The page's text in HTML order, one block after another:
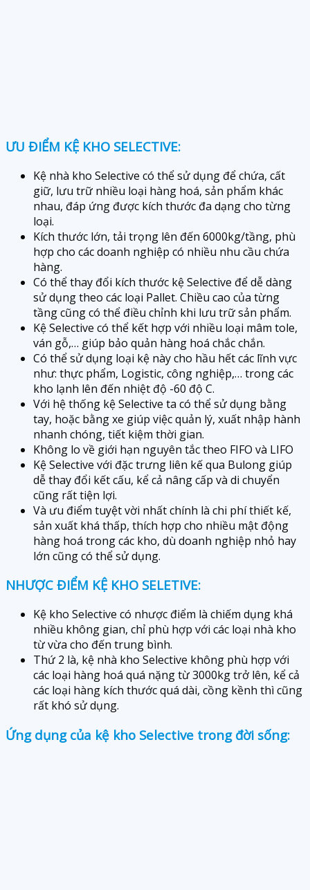
ƯU ĐIỂM KỆ KHO SELECTIVE:
Kệ nhà kho Selective có thể sử dụng để chứa, cất
giữ, lưu trữ nhiều loại hàng hoá, sản phẩm khác
nhau, đáp ứng được kích thước đa dạng cho từng
loại.
Kích thước lớn, tải trọng lên đến 6000kg/tầng, phù
hợp cho các doanh nghiệp có nhiều nhu cầu chứa
hàng.
Có thể thay đổi kích thước kệ Selective để dễ dàng
sử dụng theo các loại Pallet. Chiều cao của từng
tầng cũng có thể điều chỉnh khi lưu trữ sản phẩm.
Kệ Selective có thể kết hợp với nhiều loại mâm tole,
ván gỗ,… giúp bảo quản hàng hoá chắc chắn.
Có thể sử dụng loại kệ này cho hầu hết các lĩnh vực
như: thực phẩm, Logistic, công nghiệp,… trong các
kho lạnh lên đến nhiệt độ -60 độ C.
Với hệ thống kệ Selective ta có thể sử dụng bằng
tay, hoặc bằng xe giúp việc quản lý, xuất nhập hành
nhanh chóng, tiết kiệm thời gian.
Không lo về giới hạn nguyên tắc theo FIFO và LIFO
Kệ Selective với đặc trưng liên kế qua Bulong giúp
dễ thay đổi kết cấu, kể cả nâng cấp và di chuyển
cũng rất tiện lợi.
Và ưu điểm tuyệt vời nhất chính là chi phí thiết kế,
sản xuất khá thấp, thích hợp cho nhiều mật động
hàng hoá trong các kho, dù doanh nghiệp nhỏ hay
lớn cũng có thể sử dụng.
NHƯỢC ĐIỂM KỆ KHO SELETIVE:
Kệ kho Selective có nhược điểm là chiếm dụng khá
nhiều không gian, chỉ phù hợp với các loại nhà kho
từ vừa cho đến trung bình.
Thứ 2 là, kệ nhà kho Selective không phù hợp với
các loại hàng hoá quá nặng từ 3000kg trở lên, kể cả
các loại hàng kích thước quá dài, cồng kềnh thì cũng
rất khó sử dụng.
Ứng dụng của kệ kho Selective trong đời sống: